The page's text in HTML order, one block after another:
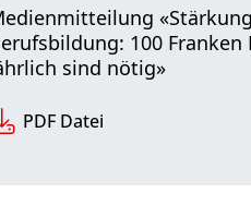
100
sind nötig»
PDF Datei